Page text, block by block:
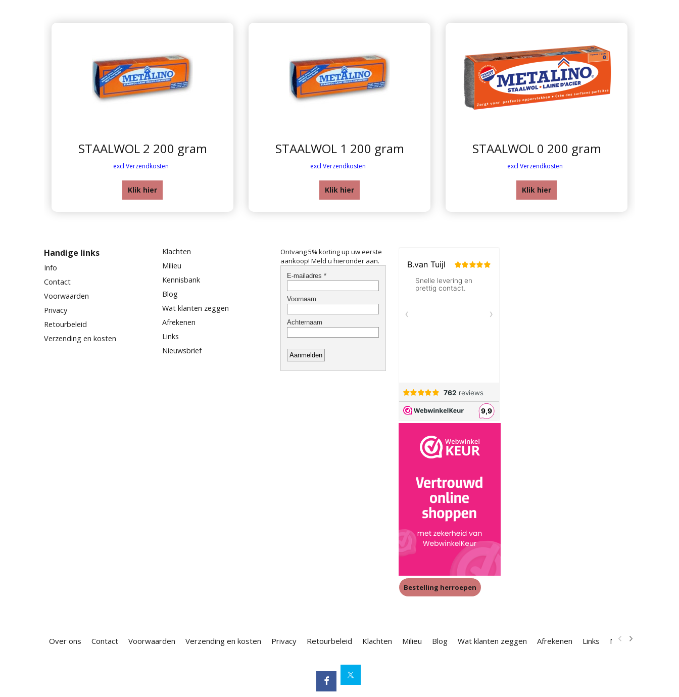
STAALWOL 2 200 gram
excl Verzendkosten
Klik hier
STAALWOL 1 200 gram
excl Verzendkosten
Klik hier
STAALWOL 0 200 gram
excl Verzendkosten
Klik hier
Handige links
Info
Contact
Voorwaarden
Privacy
Retourbeleid
Verzending en kosten
Klachten
Milieu
Kennisbank
Blog
Wat klanten zeggen
Afrekenen
Links
Nieuwsbrief
Ontvang 5% korting up uw eerste
aankoop! Meld u hieronder aan.
Bestelling herroepen
Over ons Contact Voorwaarden Verzending en kosten Privacy Retourbeleid Klachten Milieu Blog Wat klanten zeggen Afrekenen Links Nieuwsbrief